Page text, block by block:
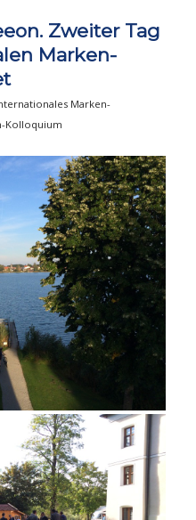
Zweiter Tag
Marken-
Marken-
Kolloquium